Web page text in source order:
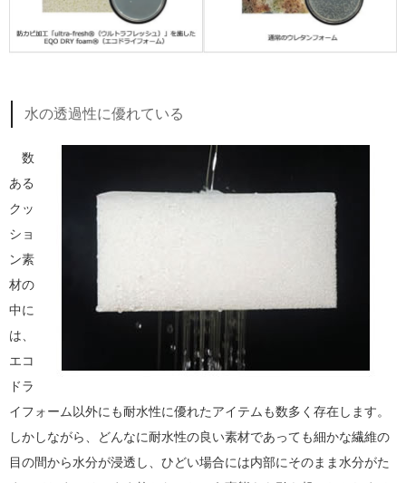
水の透過性に優れている
数
ある
クッ
ショ
ン素
材の
中に
は、
エコ
ドラ
イフォーム以外にも耐水性に優れたアイテムも数多く存在します。
しかしながら、どんなに耐水性の良い素材であっても細かな繊維の
目の間から水分が浸透し、ひどい場合には内部にそのまま水分がた